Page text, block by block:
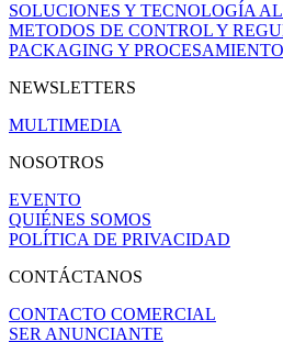
SOLUCIONES Y TECNOLOGÍA
METODOS DE CONTROL Y
PACKAGING Y PROCESAMIENTO
NEWSLETTERS
MULTIMEDIA
NOSOTROS
EVENTO
QUIÉNES SOMOS
POLÍTICA DE PRIVACIDAD
CONTÁCTANOS
CONTACTO COMERCIAL
SER ANUNCIANTE